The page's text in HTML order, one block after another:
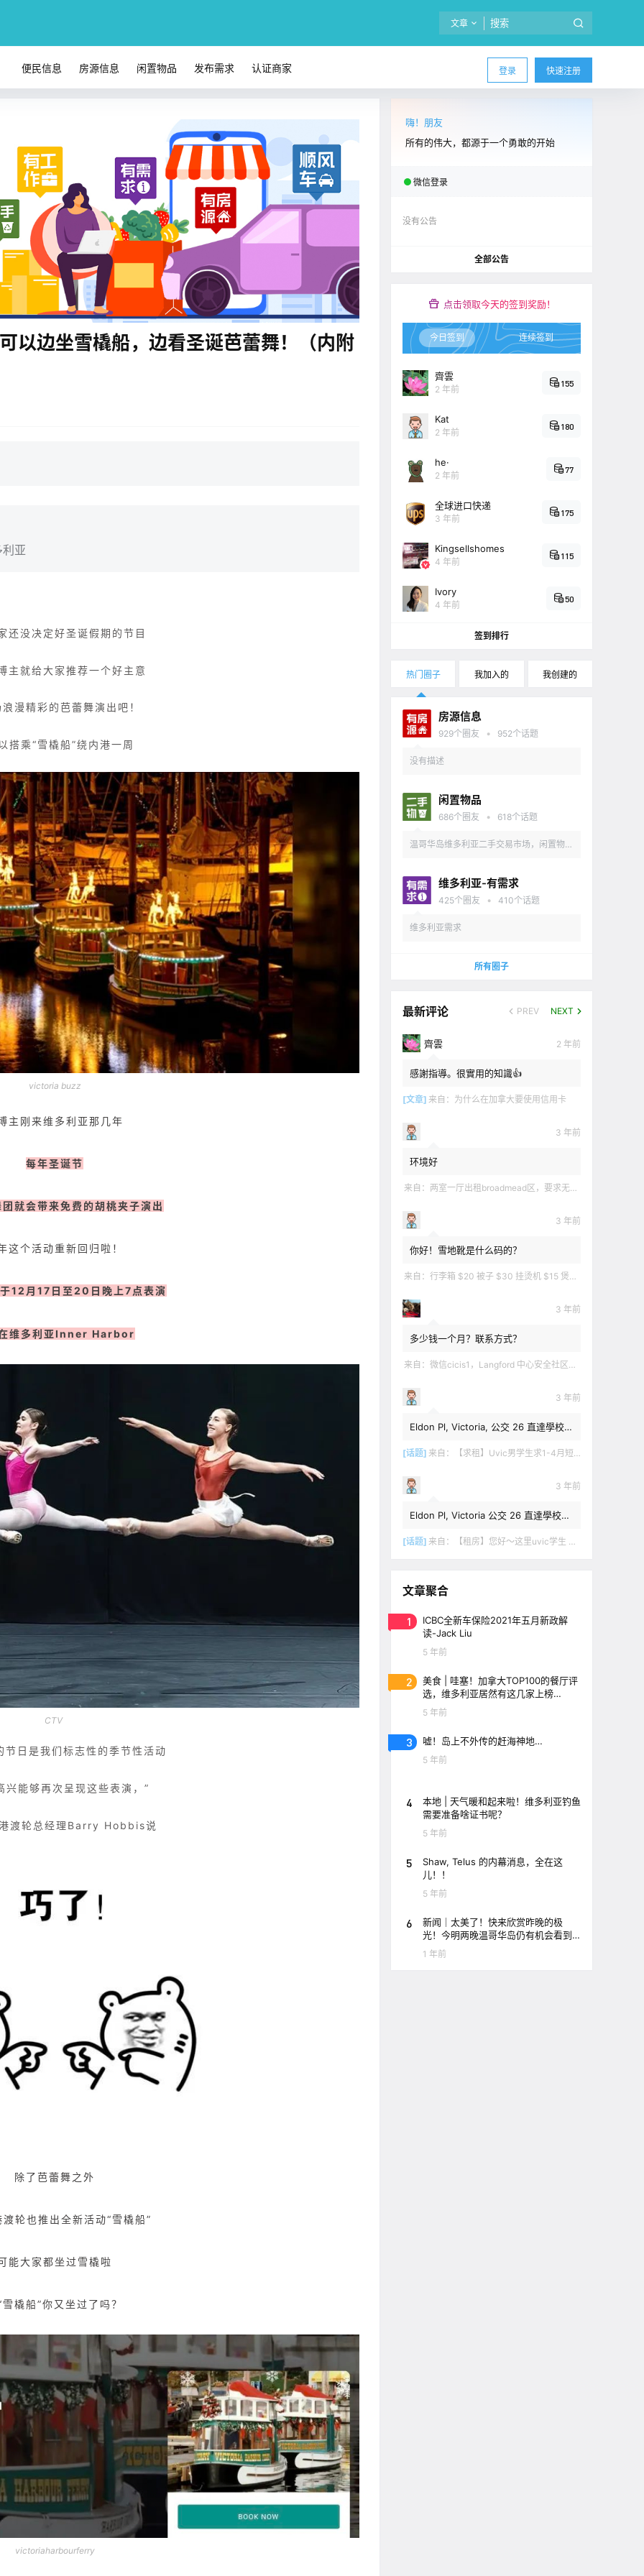
文章
登录 快速注册
便民信息 房源信息 闲置物品 发布需求 认证商家
以边坐雪橇船，边看圣诞芭蕾舞！（内附
亚
还没决定好圣诞假期的节目
主就给大家推荐一个好主意
漫精彩的芭蕾舞演出吧！
搭乘“雪橇船”绕内港一周
victoria buzz
主刚来维多利亚那几年
每年圣诞节
就会带来免费的胡桃夹子演出
这个活动重新回归啦！
12月17日至20日晚上7点表演
维多利亚Inner Harbor
CTV
节日是我们标志性的季节性活动
兴能够再次呈现这些表演，”
渡轮总经理Barry Hobbis说
除了芭蕾舞之外
轮也推出全新活动“雪橇船”
能大家都坐过雪橇啦
雪橇船”你又坐过了吗？
victoriaharbourferry
嗨！朋友
所有的伟大，都源于一个勇敢的开始
微信登录
没有公告
全部公告
点击领取今天的签到奖励！
今日签到 连续签到
齊雲
2 年前
155
Kat
2 年前
180
he·
2 年前
77
全球进口快递
3 年前
175
Kingsellshomes
4 年前
115
Ivory
4 年前
50
签到排行
热门圈子 我加入的 我创建的
房源信息
929个圈友 • 952个话题
没有描述
闲置物品
686个圈友 • 618个话题
温哥华岛维多利亚二手交易市场，闲置物品
维多利亚-有需求
425个圈友 • 410个话题
维多利亚需求
所有圈子
最新评论 PREV NEXT
齊雲 2 年前
感謝指導。很實用的知識👍
[文章] 来自： 为什么在加拿大要使用信用卡
3 年前
环境好
来自： 两室一厅出租broadmead区，要求无烟无宠无麻无party，租金2200不包水电有意短信联系2508858496
3 年前
你好！雪地靴是什么码的？
来自： 行李箱 $20 被子 $30 挂烫机 $15 煲汤锅 $5 华夫饼机 $5 衣服 $5 雪地靴 $10 滑雪手套 $10 宜家衣物收纳 .
3 年前
多少钱一个月？联系方式？
来自： 微信cicis1，Langford 中心安全社区完全独立平地出入一室一厅一书房步行5分钟到公车站和商业圈 有后花园和.
3 年前
Eldon Pl, Victoria, 公交 26 直達學校，
[话题] 来自： 【求租】Uvic男学生求1-4月短租
3 年前
Eldon Pl, Victoria 公交 26 直達學校，
[话题] 来自： 【租房】您好～这里uvic学生 明年1月份开始 希望找个独立出入的 爱干净 谢谢！
文章聚合
1
ICBC全新车保险2021年五月新政解
读-Jack Liu
5 年前
2
美食 | 哇塞！加拿大TOP100的餐厅评
选，维多利亚居然有这几家上榜
了！！
5 年前
3 嘘！岛上不外传的赶海神地…
5 年前
4
本地 | 天气暖和起来啦！维多利亚钓鱼
需要准备啥证书呢？
5 年前
5
Shaw, Telus 的内幕消息，全在这
儿！！
5 年前
6
新闻｜太美了！快来欣赏昨晚的极
光！今明两晚温哥华岛仍有机会看到
极光哦！
1 年前